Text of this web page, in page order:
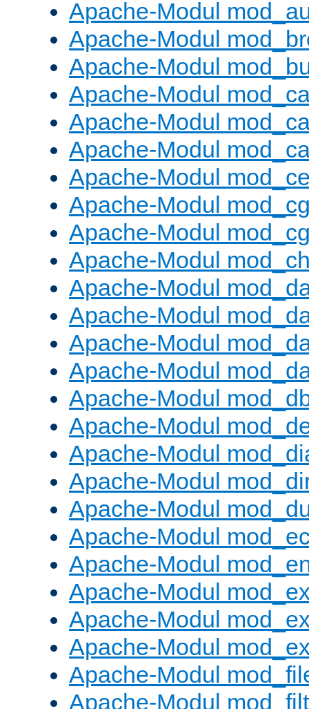
Apache-Modul
Apache-Modul
Apache-Modul
Apache-Modul
Apache-Modul
Apache-Modul
Apache-Modul
Apache-Modul
Apache-Modul
Apache-Modul
Apache-Modul
Apache-Modul
Apache-Modul
Apache-Modul
Apache-Modul
Apache-Modul
Apache-Modul
Apache-Modul
Apache-Modul
Apache-Modul
Apache-Modul
Apache-Modul
Apache-Modul
Apache-Modul
Apache-Modul
Apache-Modul